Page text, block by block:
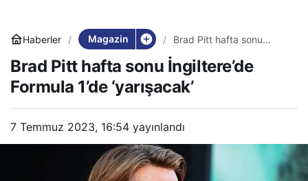
Haberler Magazin
Brad Pitt hafta sonu
‘yarışacak’
Brad Pitt hafta sonu İngiltere’de
Formula 1’de ‘yarışacak’
7 Temmuz 2023, 16:54 yayınlandı